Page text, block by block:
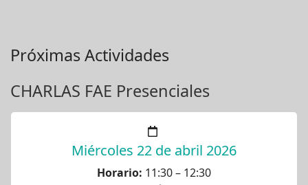
Próximas Actividades
CHARLAS FAE Presenciales
Miércoles 22 de abril 2026
Horario: 11:30 – 12:30